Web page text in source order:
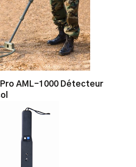
AML-1000 Détecteur